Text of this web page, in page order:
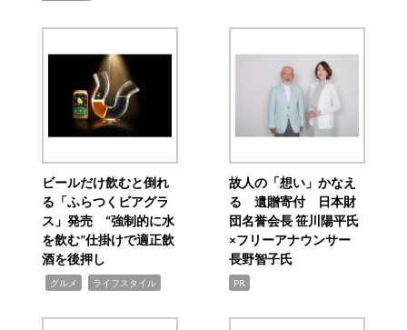
ビールだけ飲むと倒れ
る「ふらつくビアグラ
ス」発売 “強制的に水
を飲む”仕掛けで適正飲
酒を後押し
グルメ ライフスタイル
故人の「想い」かなえ
る 遺贈寄付 日本財
団名誉会長 笹川陽平氏
×フリーアナウンサー
長野智子氏
PR